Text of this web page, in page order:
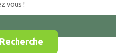
vous !
Recherche